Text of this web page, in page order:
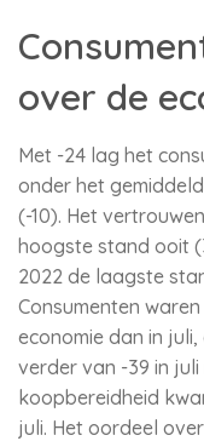
over de
Met -24 lag het
onder het
(-10). Het
hoogste stand ooit
2022 de laagste
Consumenten
economie dan in
verder van -39 in
koopbereidheid
juli. Het oordeel